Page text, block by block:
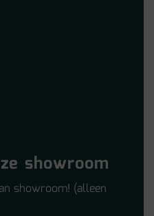
showroom
showroom! (alleen